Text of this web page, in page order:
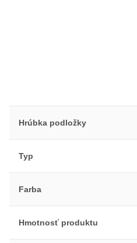
Hrúbka podložky
Typ
Farba
Hmotnosť produktu